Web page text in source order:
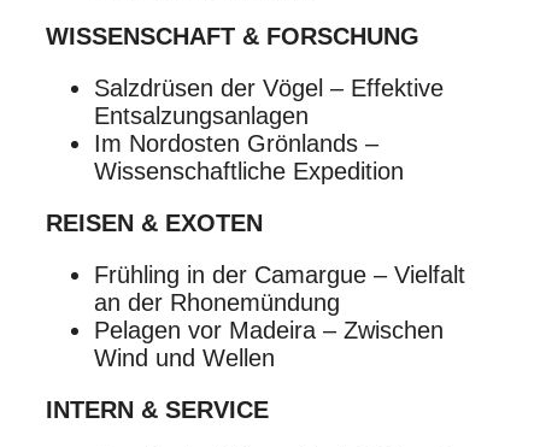
WISSENSCHAFT & FORSCHUNG
Salzdrüsen der Vögel – Effektive
Entsalzungsanlagen
Im Nordosten Grönlands –
Wissenschaftliche Expedition
REISEN & EXOTEN
Frühling in der Camargue – Vielfalt
an der Rhonemündung
Pelagen vor Madeira – Zwischen
Wind und Wellen
INTERN & SERVICE